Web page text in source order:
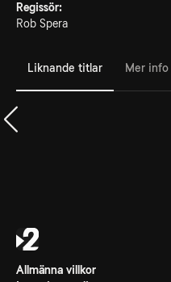
Regissör:
Rob Spera
Liknande titlar Mer info
Allmänna villkor